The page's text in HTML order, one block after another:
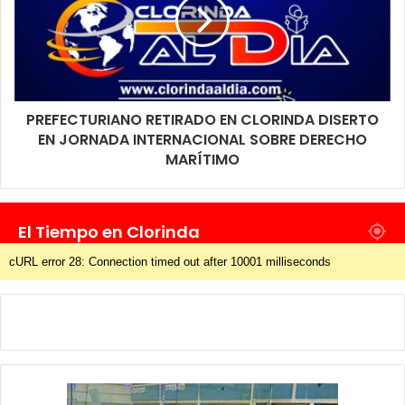
PREFECTURIANO RETIRADO EN CLORINDA DISERTO
EN JORNADA INTERNACIONAL SOBRE DERECHO
MARÍTIMO
El Tiempo en Clorinda
cURL error 28: Connection timed out after 10001 milliseconds